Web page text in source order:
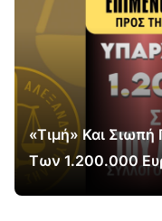
«Τιμή» Και Σιωπή
Των 1.200.000